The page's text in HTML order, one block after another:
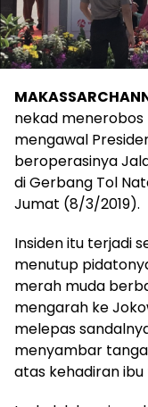
nekad
mengawal
beroperasinya
di Gerbang Tol
Jumat (8/3/2019).
Insiden itu terjadi
menutup
merah muda
mengarah ke
melepas
menyambar
atas kehadiran